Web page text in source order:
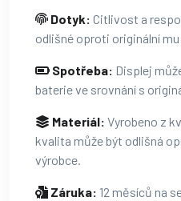
Dotyk: Citlivost a
odlišné oproti originální mu
Spotřeba: Displej
baterie ve srovnání s
Materiál: Vyrobeno z
kvalita může být odlišná
výrobce.
Záruka: 12 měsíců na